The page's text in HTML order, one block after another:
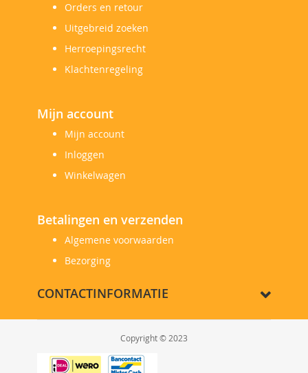
Orders en retour
Uitgebreid zoeken
Herroepingsrecht
Klachtenregeling
Mijn account
Mijn account
Inloggen
Winkelwagen
Betalingen en verzenden
Algemene voorwaarden
Bezorging
CONTACTINFORMATIE
Copyright © 2023